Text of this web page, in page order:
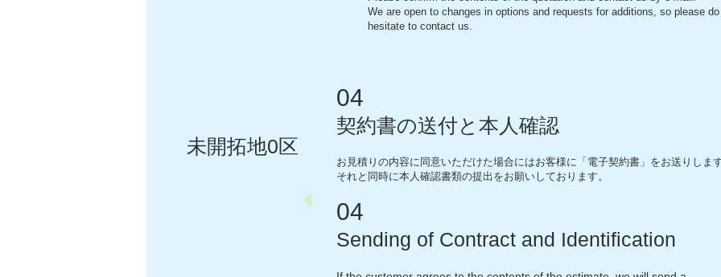
We are open to changes in options and requests for additions, so please
hesitate to contact us.
未開拓地0区
04
契約書の送付と本人確認
お見積りの内容に同意いただけた場合にはお客様に「 ​電子契約書」をお送りしま
それと同時に本人確認書類の提出をお願いしております。
04
Sending of Contract and Identification